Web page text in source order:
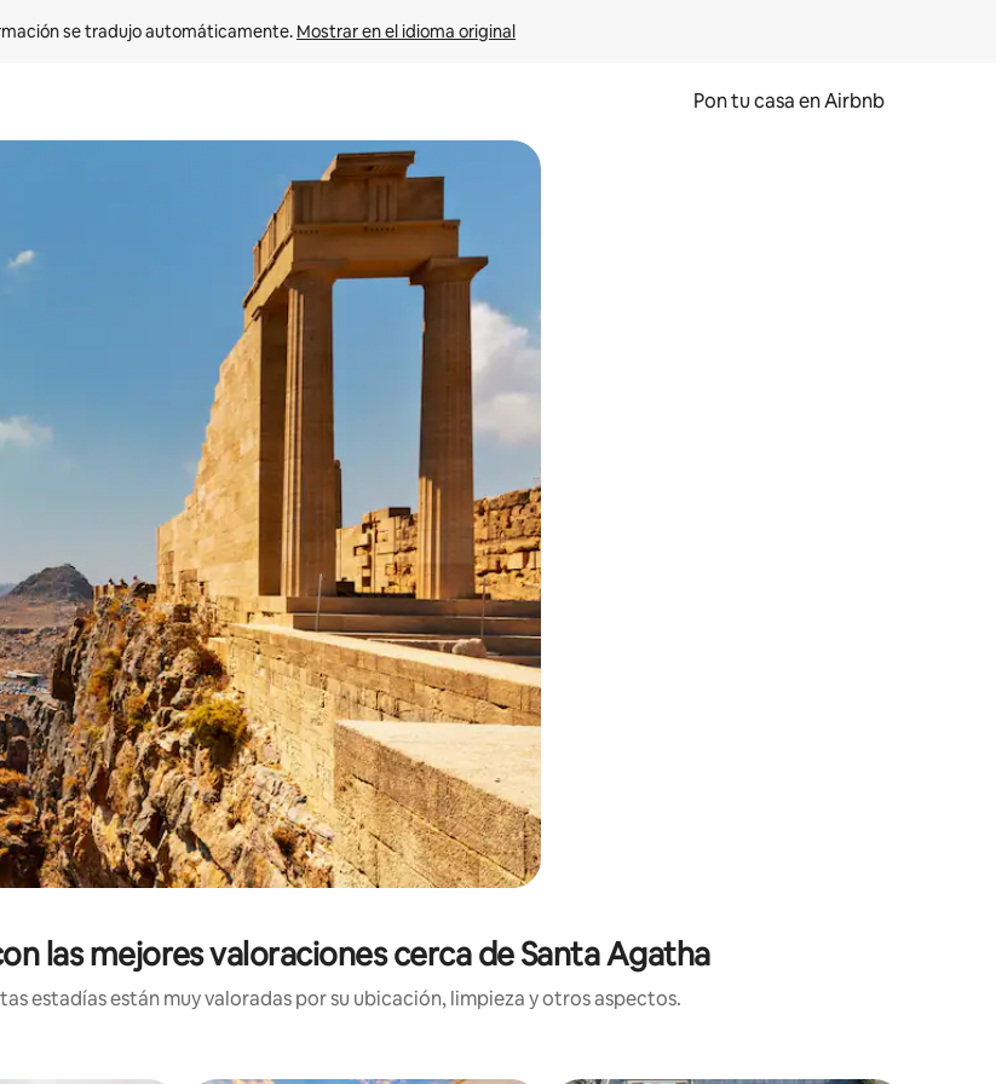
se tradujo automáticamente. Mostrar en el idioma original
Pon tu casa en Airbnb
flecha hacia arriba y hacia abajo o explora con el tacto o desliza el dedo.
las mejores valoraciones cerca de Santa Agatha
estadías están muy valoradas por su ubicación, limpieza y otros aspectos.